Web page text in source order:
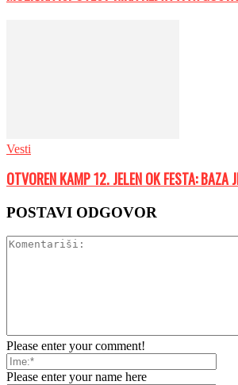
Vesti
OTVOREN KAMP 12. JELEN OK FESTA: BAZA
POSTAVI ODGOVOR
Please enter your comment!
Please enter your name here